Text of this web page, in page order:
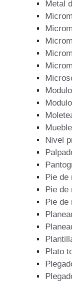
Metal
Nivel
Pie de
Pie de
Pie de
Plato